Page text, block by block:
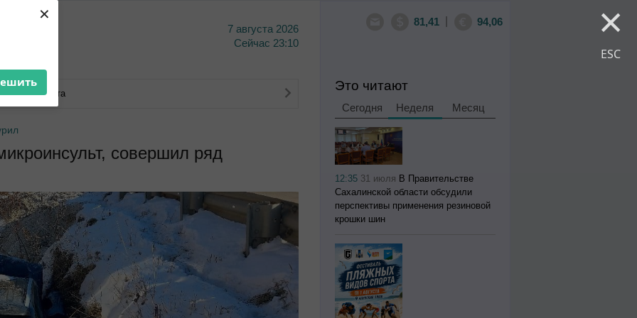
× ×
ESC
7 августа 2026
Сейчас 23:10
81,41 94,06
счета
совершил ряд
Это читают
Сегодня Неделя Месяц
12:35 31 июля В Правительстве
Сахалинской области обсудили
перспективы применения резиновой
крошки шин